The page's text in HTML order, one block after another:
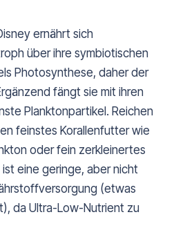
ernährt sich
über ihre symbiotischen
Photosynthese, daher der
fängt sie mit ihren
Planktonpartikel. Reichen
feinstes Korallenfutter wie
oder fein zerkleinertes
eine geringe, aber nicht
(etwas
da Ultra-Low-Nutrient zu